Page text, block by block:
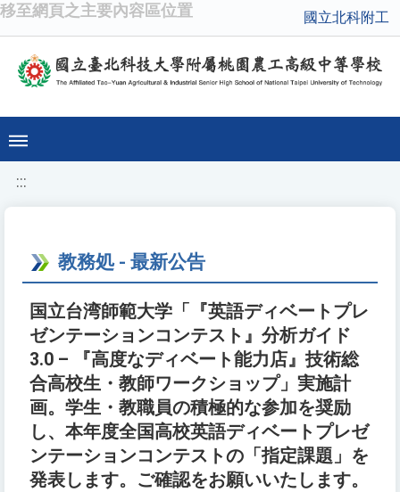
移至網頁之主要內容區位置 國立北科附工
:::
教務処 - 最新公告
国立台湾師範大学「『英語ディベートプレ
ゼンテーションコンテスト』分析ガイド
3.0 – 『高度なディベート能力店』技術総
合高校生・教師ワークショップ」実施計
画。学生・教職員の積極的な参加を奨励
し、本年度全国高校英語ディベートプレゼ
ンテーションコンテストの「指定課題」を
発表します。ご確認をお願いいたします。